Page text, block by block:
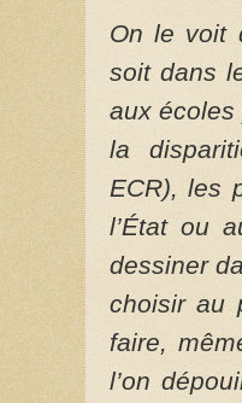
On le voit
soit dans
aux écoles
la
ECR), les
l’État ou
dessiner
choisir au
faire,
l’on